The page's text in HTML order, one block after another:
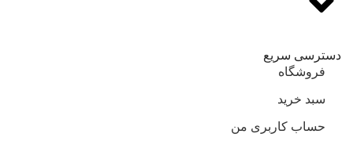
دسترسی سریع
فروشگاه
سبد خرید
حساب کاربری من